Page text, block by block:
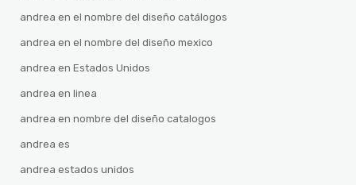
andrea en el nombre del diseño catálogos
andrea en el nombre del diseño mexico
andrea en Estados Unidos
andrea en linea
andrea en nombre del diseño catalogos
andrea es
andrea estados unidos